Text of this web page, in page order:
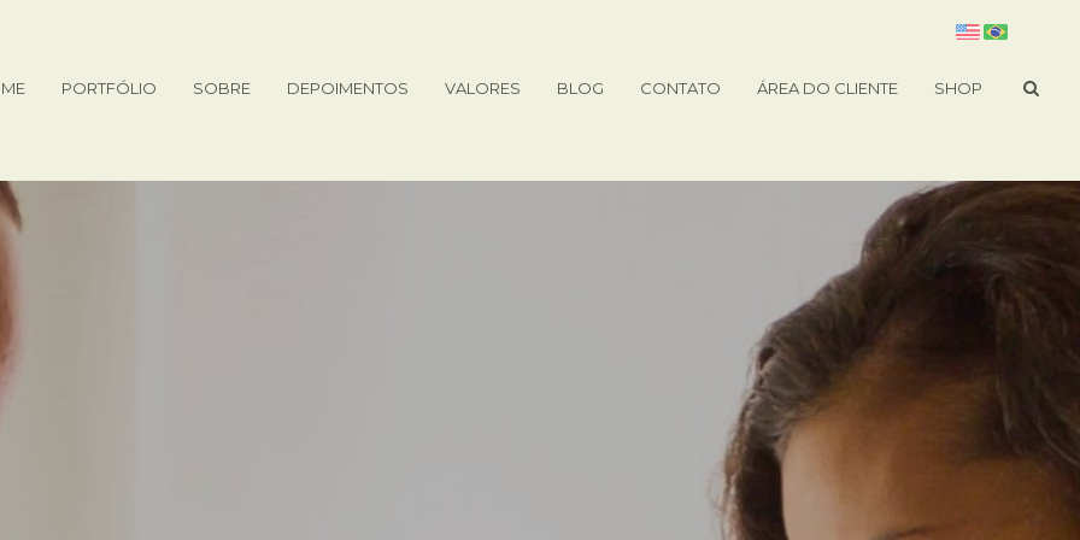
PORTFÓLIO SOBRE DEPOIMENTOS VALORES BLOG CONTATO ÁREA DO CLIENTE SHOP